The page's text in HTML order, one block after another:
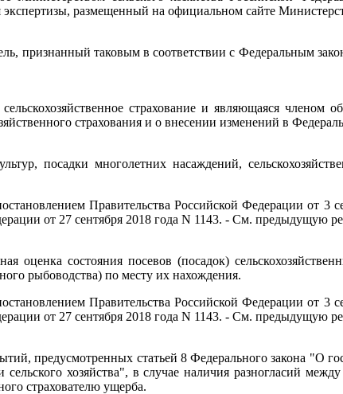
размещенный на официальном сайте
признанный таковым в соответствии с Федеральным
страхование и являющаяся членом
страхования и о внесении изменений в
посадки многолетних насаждений,
Правительства Российской Федерации от 3
от 27 сентября 2018 года N 1143. - См. предыдущую
оценка состояния посевов (посадок)
рыбоводства) по месту их нахождения.
Правительства Российской Федерации от 3
от 27 сентября 2018 года N 1143. - См. предыдущую
предусмотренных статьей 8 Федерального закона "О
хозяйства", в случае наличия разногласий
страхователю ущерба.